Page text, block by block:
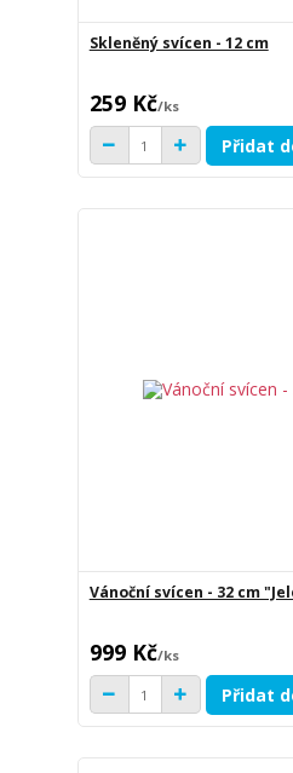
Skleněný svícen - 12 cm
259 Kč/ks
Přidat
Vánoční svícen - 32 cm
999 Kč/ks
Přidat